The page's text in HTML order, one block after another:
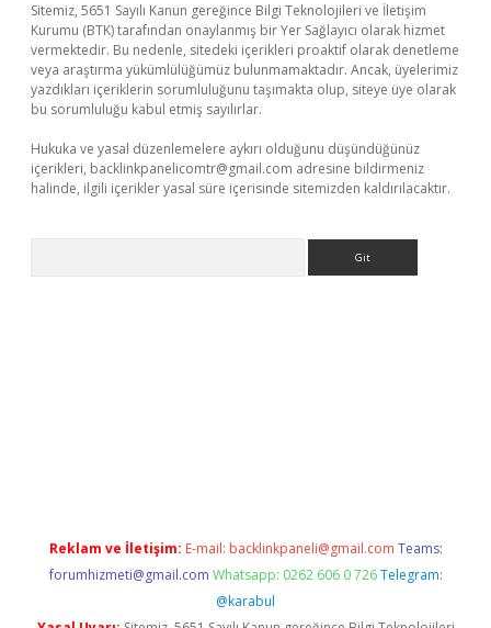
Sitemiz, 5651 Sayılı Kanun gereğince Bilgi Teknolojileri ve İletişim
Kurumu (BTK) tarafından onaylanmış bir Yer Sağlayıcı olarak hizmet
vermektedir. Bu nedenle, sitedeki içerikleri proaktif olarak denetleme
veya araştırma yükümlülüğümüz bulunmamaktadır. Ancak, üyelerimiz
yazdıkları içeriklerin sorumluluğunu taşımakta olup, siteye üye olarak
bu sorumluluğu kabul etmiş sayılırlar.
Hukuka ve yasal düzenlemelere aykırı olduğunu düşündüğünüz
içerikleri, backlinkpanelicomtr@gmail.com adresine bildirmeniz
halinde, ilgili içerikler yasal süre içerisinde sitemizden kaldırılacaktır.
Reklam ve İletişim: E-mail: backlinkpaneli@gmail.com Teams:
forumhizmeti@gmail.com Whatsapp: 0262 606 0 726 Telegram:
@karabul